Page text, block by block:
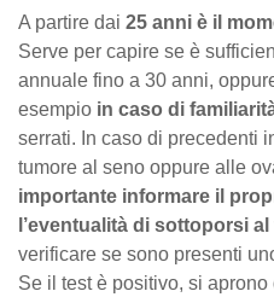
A partire dai 25 anni è il
Serve per capire se è
annuale fino a 30 anni,
esempio in caso di
serrati. In caso di precedenti
tumore al seno oppure alle
importante informare il
l’eventualità di sottoporsi
verificare se sono presenti
Se il test è positivo, si aprono